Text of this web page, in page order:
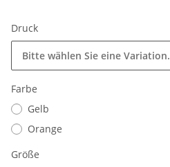
Druck
Bitte wählen Sie eine Variation.
Farbe
Gelb
Orange
Größe